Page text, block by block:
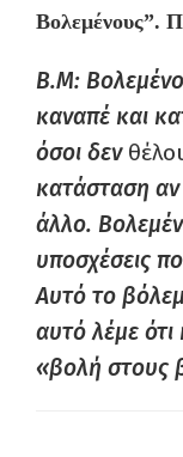
Βολεμένους”.
B.M:
καναπέ και
όσοι δεν
κατάσταση αν
άλλο.
υποσχέσεις
Αυτό το
αυτό λέμε
«βολή στους